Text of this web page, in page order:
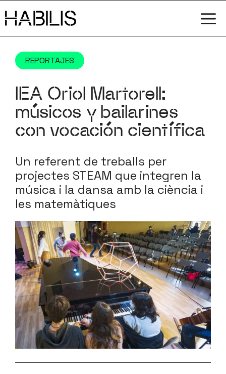
al
REPORTAJES
IEA Oriol Martorell:
músicos y bailarines
con vocación científica
Un referent de treballs per
projectes STEAM que integren la
música i la dansa amb la ciència i
les matemàtiques